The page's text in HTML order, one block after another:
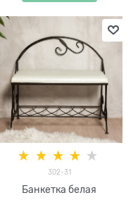
302-31
Банкетка белая